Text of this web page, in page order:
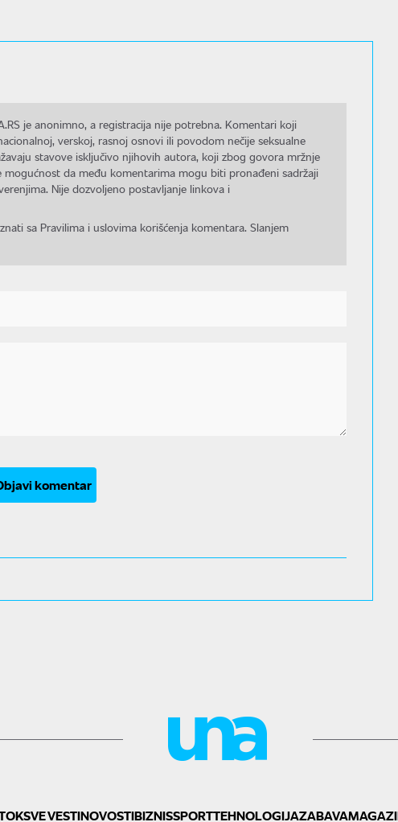
je anonimno, a registracija nije potrebna. Komentari koji
verskoj, rasnoj osnovi ili povodom nečije seksualne
stavove isključivo njihovih autora, koji zbog govora mržnje
da među komentarima mogu biti pronađeni sadržaji
Nije dozvoljeno postavljanje linkova i
sa Pravilima i uslovima korišćenja komentara. Slanjem
komentar
SVE VESTINOVOSTIBIZNISSPORTTEHNOLOGIJAZABAVA